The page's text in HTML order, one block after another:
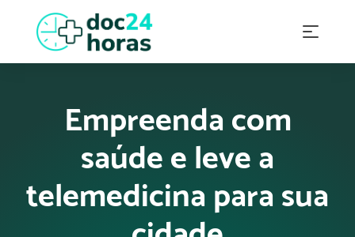
Empreenda com
saúde e leve a
telemedicina para sua